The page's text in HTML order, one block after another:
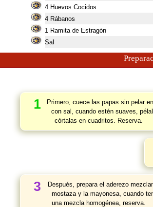
4 Huevos Cocidos
4 Rábanos
1 Ramita de Estragón
Sal
1
Primero, cuece las papas sin pelar
con sal, cuando estén suaves,
córtalas en cuadritos. Reserva.
3
Después, prepara el aderezo
mostaza y la mayonesa, cuando
una mezcla homogénea, reserva.